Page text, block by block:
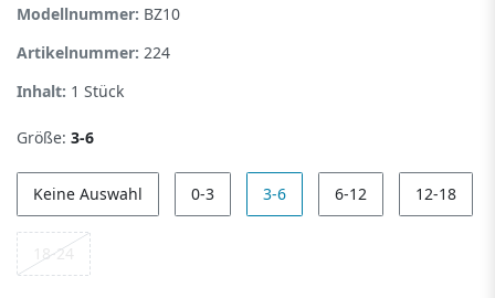
Modellnummer: BZ10
Artikelnummer: 224
Inhalt: 1 Stück
Größe: 3-6
Keine Auswahl 0-3 3-6 6-12 12-18
18-24